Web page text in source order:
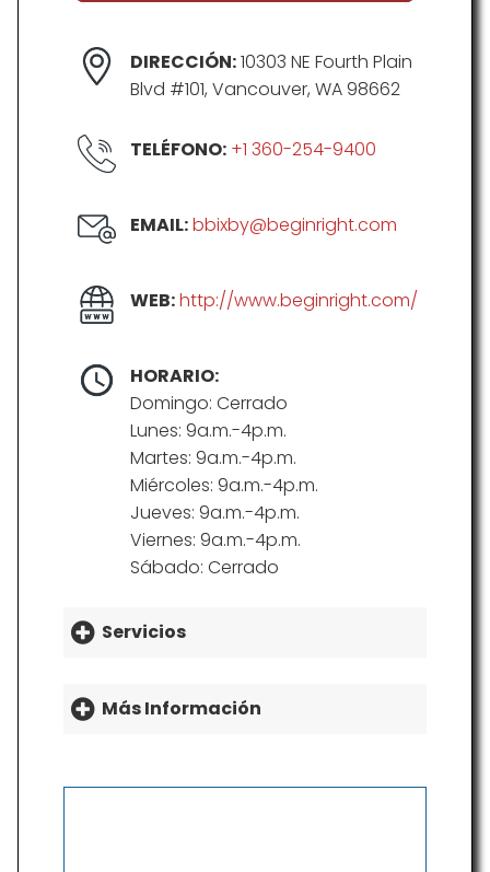
DIRECCIÓN:10303 NE Fourth Plain
Blvd #101, Vancouver, WA 98662
TELÉFONO: +1 360-254-9400
EMAIL:bbixby@beginright.com
WEB:http://www.beginright.com/
HORARIO:
Domingo: Cerrado
Lunes: 9a.m.-4p.m.
Martes: 9a.m.-4p.m.
Miércoles: 9a.m.-4p.m.
Jueves: 9a.m.-4p.m.
Viernes: 9a.m.-4p.m.
Sábado: Cerrado
Servicios
Más Información